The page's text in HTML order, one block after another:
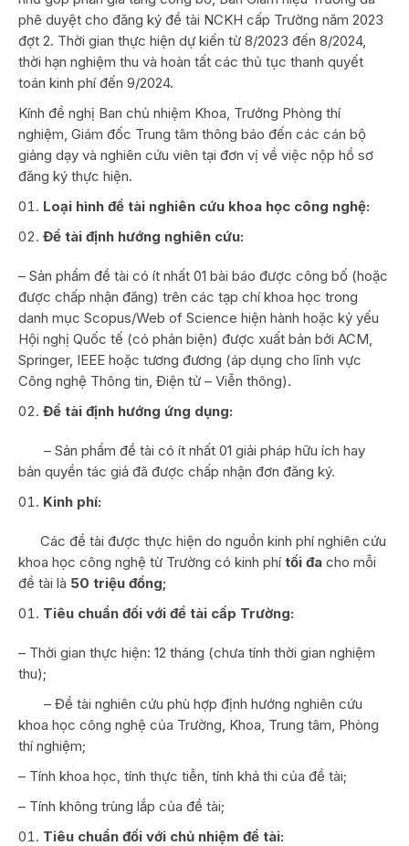
phê duyệt cho đăng ký đề tài NCKH cấp Trường năm 2023
đợt 2. Thời gian thực hiện dự kiến từ 8/2023 đến 8/2024,
thời hạn nghiệm thu và hoàn tất các thủ tục thanh quyết
toán kinh phí đến 9/2024.
Kính đề nghị Ban chủ nhiệm Khoa, Trưởng Phòng thí
nghiệm, Giám đốc Trung tâm thông báo đến các cán bộ
giảng dạy và nghiên cứu viên tại đơn vị về việc nộp hồ sơ
đăng ký thực hiện.
Loại hình đề tài nghiên cứu khoa học công nghệ:
Đề tài định hướng nghiên cứu:
– Sản phẩm đề tài có ít nhất 01 bài báo được công bố (hoặc
được chấp nhận đăng) trên các tạp chí khoa học trong
danh mục Scopus/Web of Science hiện hành hoặc kỷ yếu
Hội nghị Quốc tế (có phản biện) được xuất bản bởi ACM,
Springer, IEEE hoặc tương đương (áp dụng cho lĩnh vực
Công nghệ Thông tin, Điện tử – Viễn thông).
Đề tài định hướng ứng dụng:
– Sản phẩm đề tài có ít nhất 01 giải pháp hữu ích hay
bản quyền tác giả đã được chấp nhận đơn đăng ký.
Kinh phí:
Các đề tài được thực hiện do nguồn kinh phí nghiên cứu
khoa học công nghệ từ Trường có kinh phí tối đa cho mỗi
đề tài là 50 triệu đồng;
Tiêu chuẩn đối với đề tài cấp Trường:
– Thời gian thực hiện: 12 tháng (chưa tính thời gian nghiệm
thu);
– Đề tài nghiên cứu phù hợp định hướng nghiên cứu
khoa học công nghệ của Trường, Khoa, Trung tâm, Phòng
thí nghiệm;
– Tính khoa học, tính thực tiễn, tính khả thi của đề tài;
– Tính không trùng lắp của đề tài;
Tiêu chuẩn đối với chủ nhiệm đề tài: